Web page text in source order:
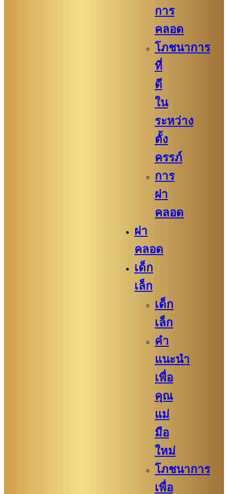
การ
คลอด
โภชนาการ
ที่
ดี
ใน
ระหว่าง
ตั้ง
ครรภ์
การ
ผ่า
คลอด
ผ่า
คลอด
เด็ก
เล็ก
เด็ก
เล็ก
คำ
แนะนำ
เพื่อ
คุณ
แม่
มือ
ใหม่
โภชนาการ
เพื่อ